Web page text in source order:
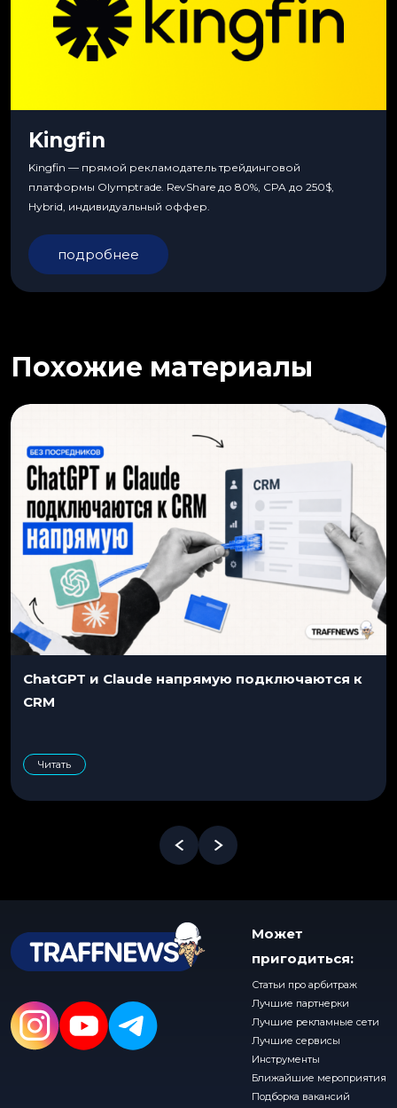
Kingfin
Kingfin — прямой рекламодатель трейдинговой
платформы Olymptrade. RevShare до 80%, CPA до 250$,
Hybrid, индивидуальный оффер.
подробнее
Похожие материалы
ChatGPT и Claude напрямую подключаются к
CRM
Читать
Может
пригодиться:
Статьи про арбитраж
Лучшие партнерки
Лучшие рекламные сети
Лучшие сервисы
Инструменты
Ближайшие мероприятия
Подборка вакансий